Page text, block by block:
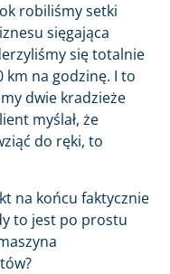
robiliśmy setki
sięgająca
się totalnie
km na godzinę. I to
dwie kradzieże
myślał, że
do ręki, to
na końcu faktycznie
to jest po prostu